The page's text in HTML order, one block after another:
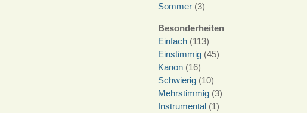
Sommer (3)
Besonderheiten
Einfach (113)
Einstimmig (45)
Kanon (16)
Schwierig (10)
Mehrstimmig (3)
Instrumental (1)